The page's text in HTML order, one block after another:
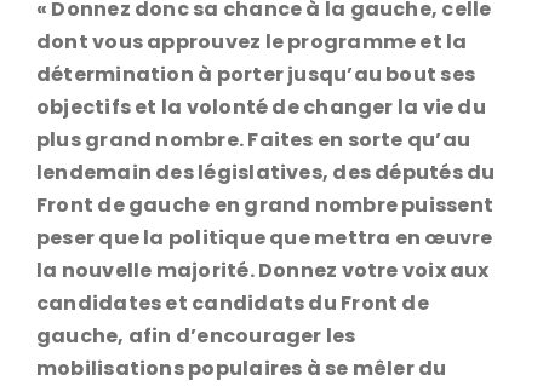
« Donnez donc sa chance à la gauche, celle
dont vous approuvez le programme et la
détermination à porter jusqu’au bout ses
objectifs et la volonté de changer la vie du
plus grand nombre. Faites en sorte qu’au
lendemain des législatives, des députés du
Front de gauche en grand nombre puissent
peser que la politique que mettra en œuvre
la nouvelle majorité. Donnez votre voix aux
candidates et candidats du Front de
gauche, afin d’encourager les
mobilisations populaires à se mêler du